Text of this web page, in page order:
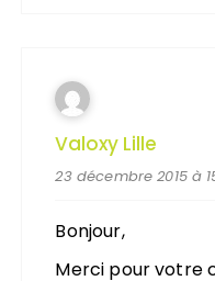
Valoxy Lille
23 décembre 2015 à
Bonjour,
Merci pour votre